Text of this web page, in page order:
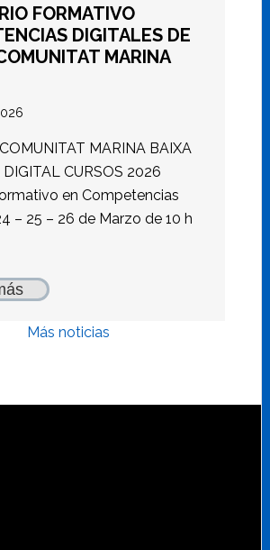
FORMATIVO
DIGITALES DE
MARINA
MARINA BAIXA
CURSOS 2026
en Competencias
– 25 – 26 de Marzo de 10 h
Más noticias